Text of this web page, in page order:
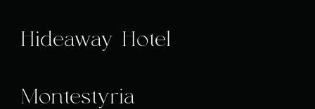
Hideaway Hotel
Montestyria